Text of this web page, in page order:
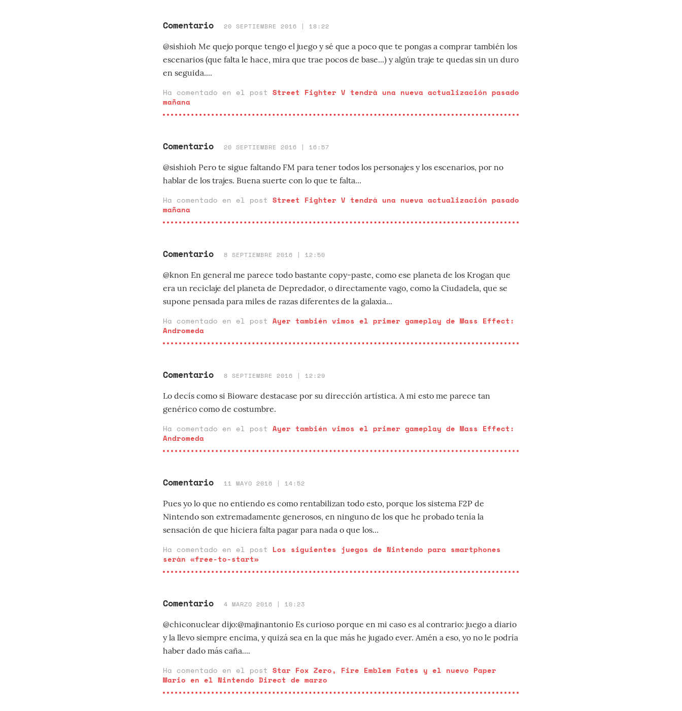
Comentario 20 SEPTIEMBRE 2016 | 18:22
@sishioh Me quejo porque tengo el juego y sé que a poco que te pongas a comprar también los
escenarios (que falta le hace, mira que trae pocos de base...) y algún traje te quedas sin un duro
en seguida....
Ha comentado en el post Street Fighter V tendrá una nueva actualización pasado
mañana
Comentario 20 SEPTIEMBRE 2016 | 16:57
@sishioh Pero te sigue faltando FM para tener todos los personajes y los escenarios, por no
hablar de los trajes. Buena suerte con lo que te falta...
Ha comentado en el post Street Fighter V tendrá una nueva actualización pasado
mañana
Comentario 8 SEPTIEMBRE 2016 | 12:50
@knon En general me parece todo bastante copy-paste, como ese planeta de los Krogan que
era un reciclaje del planeta de Depredador, o directamente vago, como la Ciudadela, que se
supone pensada para miles de razas diferentes de la galaxia...
Ha comentado en el post Ayer también vimos el primer gameplay de Mass Effect:
Andromeda
Comentario 8 SEPTIEMBRE 2016 | 12:29
Lo decís como si Bioware destacase por su dirección artística. A mi esto me parece tan
genérico como de costumbre.
Ha comentado en el post Ayer también vimos el primer gameplay de Mass Effect:
Andromeda
Comentario 11 MAYO 2016 | 14:52
Pues yo lo que no entiendo es como rentabilizan todo esto, porque los sistema F2P de
Nintendo son extremadamente generosos, en ninguno de los que he probado tenía la
sensación de que hiciera falta pagar para nada o que los...
Ha comentado en el post Los siguientes juegos de Nintendo para smartphones
serán «free-to-start»
Comentario 4 MARZO 2016 | 10:23
@chiconuclear dijo:@majinantonio Es curioso porque en mi caso es al contrario: juego a diario
y la llevo siempre encima, y quizá sea en la que más he jugado ever. Amén a eso, yo no le podría
haber dado más caña....
Ha comentado en el post Star Fox Zero, Fire Emblem Fates y el nuevo Paper
Mario en el Nintendo Direct de marzo